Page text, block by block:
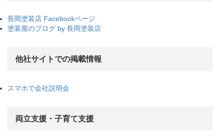
長岡塗装店 Facebookページ
塗装屋のブログ by 長岡塗装店
他社サイトでの掲載情報
スマホで会社説明会
両立支援・子育て支援